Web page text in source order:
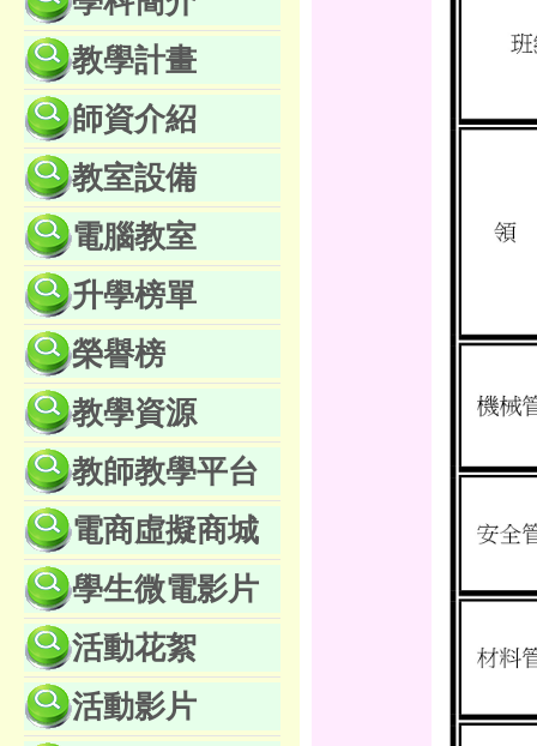
教學計畫
師資介紹
教室設備
電腦教室
升學榜單
榮譽榜
教學資源
教師教學平台
電商虛擬商城
學生微電影片
活動花絮
活動影片